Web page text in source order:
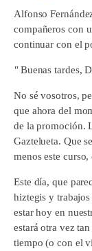
Alfonso
compañeros con
continuar con el
"Buenas tardes,
No sé vosotros,
que ahora del
de la promoción.
Gaztelueta. Que
menos este
Este día, que
hiztegis y
estar hoy en
estará otra vez
tiempo (o con el